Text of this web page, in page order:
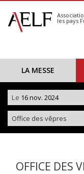
S'abonner
Calendrier
les pays
LA MESSE
Le 16 nov. 2024
Office des vêpres
OFFICE DES